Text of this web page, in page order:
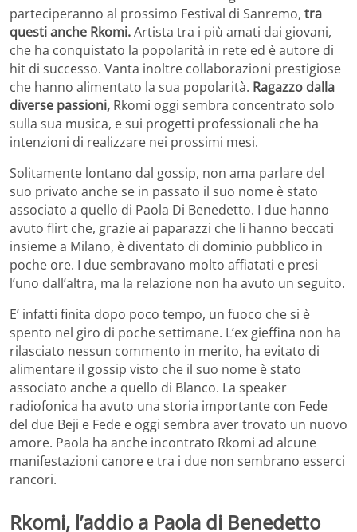
parteciperanno al prossimo Festival di Sanremo, tra
questi anche Rkomi.Artista tra i più amati dai giovani,
che ha conquistato la popolarità in rete ed è autore di
hit di successo. Vanta inoltre collaborazioni prestigiose
che hanno alimentato la sua popolarità. Ragazzo dalla
diverse passioni, Rkomi oggi sembra concentrato solo
sulla sua musica, e sui progetti professionali che ha
intenzioni di realizzare nei prossimi mesi.
Solitamente lontano dal gossip, non ama parlare del
suo privato anche se in passato il suo nome è stato
associato a quello di Paola Di Benedetto. I due hanno
avuto flirt che, grazie ai paparazzi che li hanno beccati
insieme a Milano, è diventato di dominio pubblico in
poche ore. I due sembravano molto affiatati e presi
l’uno dall’altra, ma la relazione non ha avuto un seguito.
E’ infatti finita dopo poco tempo, un fuoco che si è
spento nel giro di poche settimane. L’ex gieffina non ha
rilasciato nessun commento in merito, ha evitato di
alimentare il gossip visto che il suo nome è stato
associato anche a quello di Blanco. La speaker
radiofonica ha avuto una storia importante con Fede
del due Beji e Fede e oggi sembra aver trovato un nuovo
amore. Paola ha anche incontrato Rkomi ad alcune
manifestazioni canore e tra i due non sembrano esserci
rancori.
Rkomi, l’addio a Paola di Benedetto